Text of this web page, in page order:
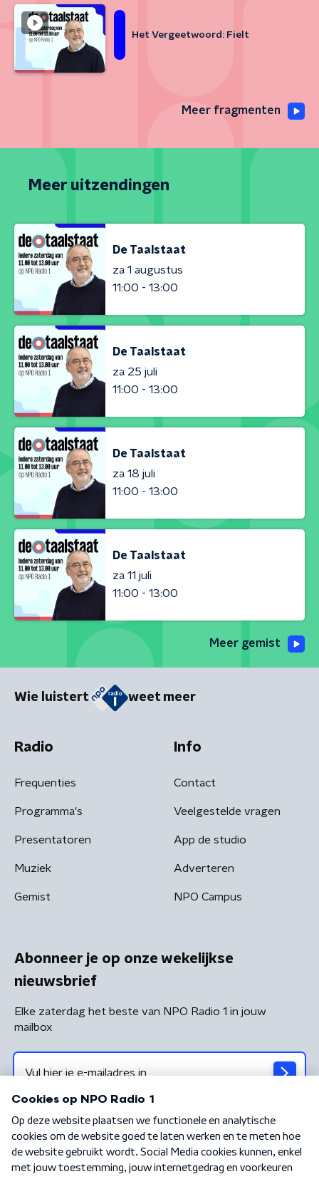
Het Vergeetwoord: Fielt
Meer fragmenten
Meer uitzendingen
De Taalstaat
za 1 augustus
11:00 - 13:00
De Taalstaat
za 25 juli
11:00 - 13:00
De Taalstaat
za 18 juli
11:00 - 13:00
De Taalstaat
za 11 juli
11:00 - 13:00
Meer gemist
Wie luistert weet meer
Radio
Frequenties
Programma's
Presentatoren
Muziek
Gemist
Info
Contact
Veelgestelde vragen
App de studio
Adverteren
NPO Campus
Abonneer je op onze wekelijkse
nieuwsbrief
Elke zaterdag het beste van NPO Radio 1 in jouw
mailbox
Algemene voorwaarden